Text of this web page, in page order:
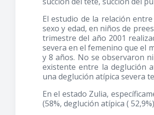
El estudio de la relación
sexo y edad, en niños de
trimestre del año 2001
severa en el femenino que el
y 8 años. No se observaron
existente entre la deglución
una deglución atípica severa
En el estado Zulia,
(58%, deglución atípica (